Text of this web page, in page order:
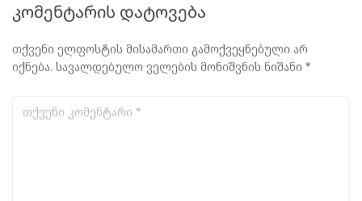
კომენტარის დატოვება
თქვენი ელფოსტის მისამართი გამოქვეყნებული არ
იქნება. სავალდებულო ველების მონიშვნის ნიშანი *